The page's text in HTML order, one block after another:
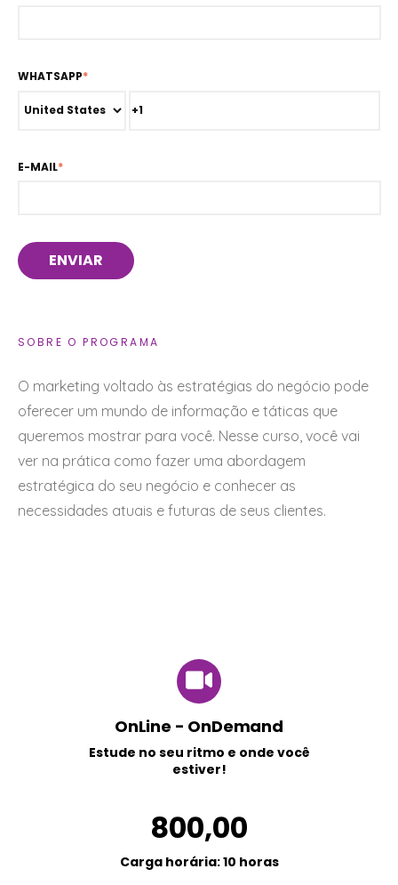
WHATSAPP*
E-MAIL*
SOBRE O PROGRAMA
O marketing voltado às estratégias do negócio pode
oferecer um mundo de informação e táticas que
queremos mostrar para você. Nesse curso, você vai
ver na prática como fazer uma abordagem
estratégica do seu negócio e conhecer as
necessidades atuais e futuras de seus clientes.
OnLine - OnDemand
Estude no seu ritmo e onde você
estiver!
800,00
Carga horária: 10 horas